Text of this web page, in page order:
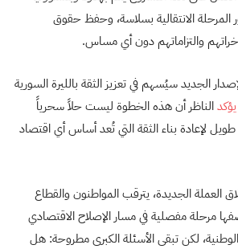
المرحلة الانتقالية بسلاسة، وحفظ حقوق
والتزاماتهم دون أي مساس.
الجديد سيُسهم في تعزيز الثقة بالليرة السورية
يؤكدالناظر أن هذه الخطوة ليست حلاً سحرياً
لإعادة بناء الثقة التي تُعد أساس أي اقتصاد
العملة الجديدة، يترقب المواطنون والقطاع
مرحلة مفصلية في مسار الإصلاح الاقتصادي
لكن تبقى الأسئلة الكبرى مطروحة: هل